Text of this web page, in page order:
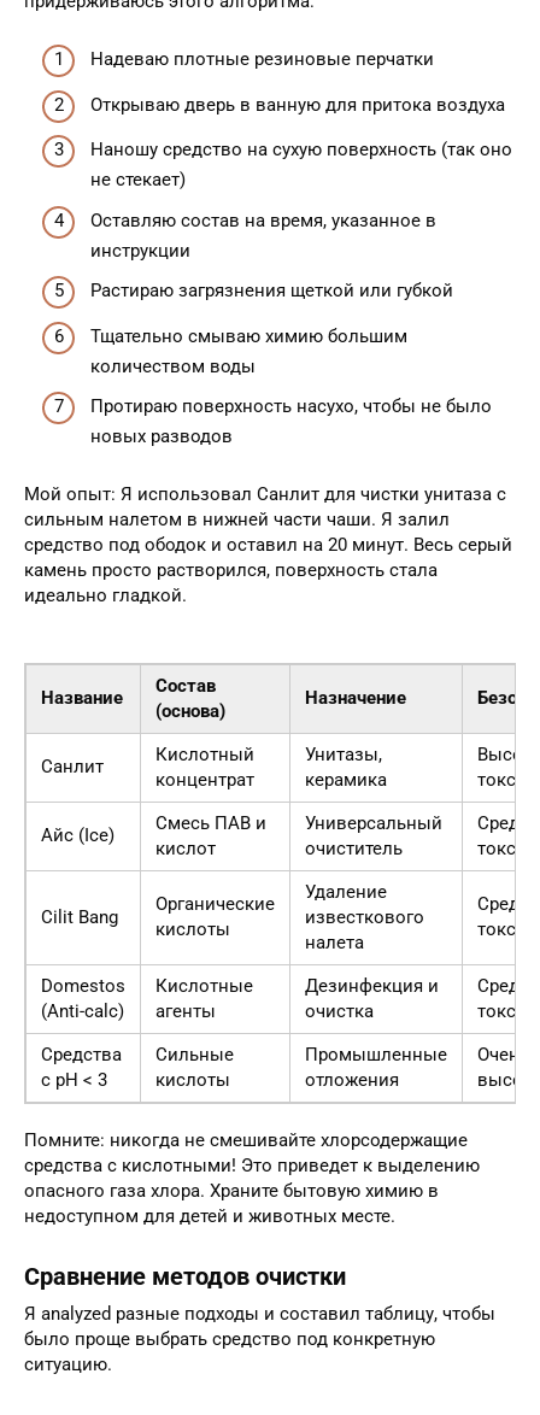
Надеваю плотные резиновые перчатки
Открываю дверь в ванную для притока воздуха
Наношу средство на сухую поверхность (так оно
не стекает)
Оставляю состав на время, указанное в
инструкции
Растираю загрязнения щеткой или губкой
Тщательно смываю химию большим
количеством воды
Протираю поверхность насухо, чтобы не было
новых разводов
Мой опыт: Я использовал Санлит для чистки унитаза с
сильным налетом в нижней части чаши. Я залил
средство под ободок и оставил на 20 минут. Весь серый
камень просто растворился, поверхность стала
идеально гладкой.
Название
Состав
(основа)
Назначение
Санлит
Кислотный
концентрат
Унитазы,
керамика
Айс (Ice)
Смесь ПАВ и
кислот
Универсальный
очиститель
Cilit Bang
Органические
кислоты
Удаление
известкового
налета
Domestos
(Anti-calc)
Кислотные
агенты
Дезинфекция и
очистка
Средства
с pH < 3
Сильные
кислоты
Промышленные
отложения
Очень
Помните: никогда не смешивайте хлорсодержащие
средства с кислотными! Это приведет к выделению
опасного газа хлора. Храните бытовую химию в
недоступном для детей и животных месте.
Сравнение методов очистки
Я analyzed разные подходы и составил таблицу, чтобы
было проще выбрать средство под конкретную
ситуацию.